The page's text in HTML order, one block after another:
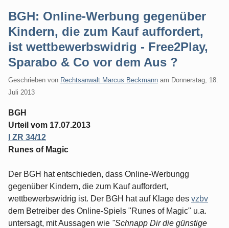
BGH: Online-Werbung gegenüber
Kindern, die zum Kauf auffordert,
ist wettbewerbswidrig - Free2Play,
Sparabo & Co vor dem Aus ?
Geschrieben von Rechtsanwalt Marcus Beckmann am Donnerstag, 18.
Juli 2013
BGH
Urteil vom 17.07.2013
I ZR 34/12
Runes of Magic
Der BGH hat entschieden, dass Online-Werbungg
gegenüber Kindern, die zum Kauf auffordert,
wettbewerbswidrig ist. Der BGH hat auf Klage des vzbv
dem Betreiber des Online-Spiels "Runes of Magic" u.a.
untersagt, mit Aussagen wie "Schnapp Dir die günstige